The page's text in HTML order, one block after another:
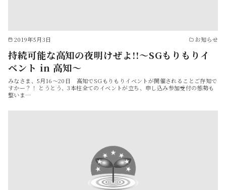
2019年5月3日 お知らせ
持続可能な高知の夜明けぜよ!!～SGもりもりイ
ベント in 高知～
みなさま、5月16～20日 高知でSGもりもりイベントが開催されることご存知で
すかー？！ とうとう、3本柱全てのイベントが立ち、申し込み参加受付の態勢も
整いま…